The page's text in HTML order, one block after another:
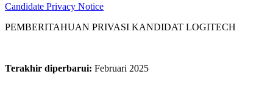
Candidate Privacy Notice
PEMBERITAHUAN PRIVASI KANDIDAT LOGITECH
Terakhir diperbarui: Februari 2025